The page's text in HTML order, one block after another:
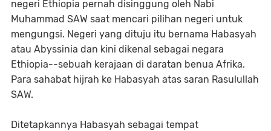
negeri Ethiopia pernah disinggung oleh Nabi
Muhammad SAW saat mencari pilihan negeri untuk
mengungsi. Negeri yang dituju itu bernama Habasyah
atau Abyssinia dan kini dikenal sebagai negara
Ethiopia--sebuah kerajaan di daratan benua Afrika.
Para sahabat hijrah ke Habasyah atas saran Rasulullah
SAW.
Ditetapkannya Habasyah sebagai tempat